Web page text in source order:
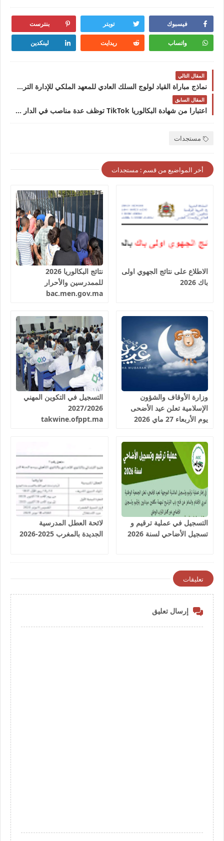
فيسبوك تويتر بنترست
واتساب ريدايت لينكدين
المقال التالي
نماذج مباراة القياد لولوج السلك العادي للمعهد الملكي للإدارة الترابية
المقال السابق
اعتبارا من شهادة البكالوريا TikTok توظف عدة مناصب في الدار البيضاء
مستجدات
أخر المواضيع من قسم : مستجدات
الاطلاع على نتائج الجهوي اولى
باك 2026
نتائج البكالوريا 2026
للممدرسين والأحرار
bac.men.gov.ma
وزارة الأوقاف والشؤون
الإسلامية تعلن عيد الأضحى
يوم الأربعاء 27 ماي 2026
التسجيل في التكوين المهني
2027/2026
takwine.ofppt.ma
التسجيل في عملية ترقيم و
تسجيل الأضاحي لسنة 2026
لائحة العطل المدرسية
الجديدة بالمغرب 2025-2026
تعليقات
إرسال تعليق